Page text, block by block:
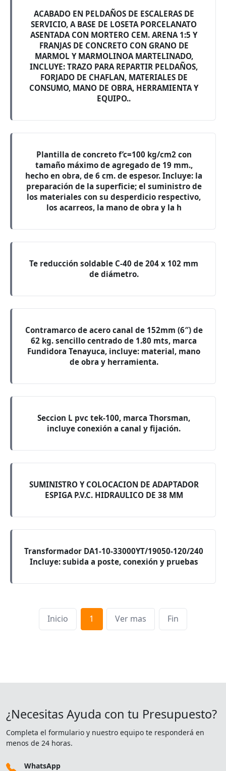
ACABADO EN PELDAÑOS DE ESCALERAS DE
SERVICIO, A BASE DE LOSETA PORCELANATO
ASENTADA CON MORTERO CEM. ARENA 1:5 Y
FRANJAS DE CONCRETO CON GRANO DE
MARMOL Y MARMOLINOA MARTELINADO,
INCLUYE: TRAZO PARA REPARTIR PELDAÑOS,
FORJADO DE CHAFLAN, MATERIALES DE
CONSUMO, MANO DE OBRA, HERRAMIENTA Y
EQUIPO..
Plantilla de concreto f’c=100 kg/cm2 con
tamaño máximo de agregado de 19 mm.,
hecho en obra, de 6 cm. de espesor. Incluye: la
preparación de la superficie; el suministro de
los materiales con su desperdicio respectivo,
los acarreos, la mano de obra y la h
Te reducción soldable C-40 de 204 x 102 mm
de diámetro.
Contramarco de acero canal de 152mm (6″) de
62 kg. sencillo centrado de 1.80 mts, marca
Fundidora Tenayuca, incluye: material, mano
de obra y herramienta.
Seccion L pvc tek-100, marca Thorsman,
incluye conexión a canal y fijación.
SUMINISTRO Y COLOCACION DE ADAPTADOR
ESPIGA P.V.C. HIDRAULICO DE 38 MM
Transformador DA1-10-33000YT/19050-120/240
Incluye: subida a poste, conexión y pruebas
Inicio 1 Ver mas Fin
¿Necesitas Ayuda con tu Presupuesto?
Completa el formulario y nuestro equipo te responderá en
menos de 24 horas.
WhatsApp